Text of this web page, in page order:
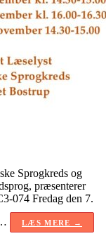
Sprogkreds og
præsenterer
074 Fredag den 7.
LÆS MERE →